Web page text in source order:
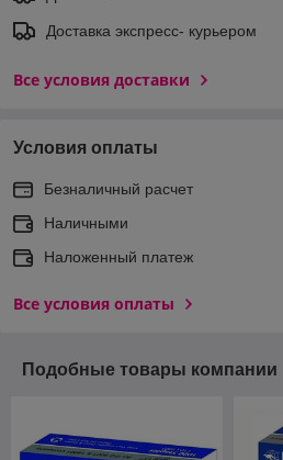
Доставка экспреcс- курьером
Все условия доставки
Условия оплаты
Безналичный расчет
Наличными
Наложенный платеж
Все условия оплаты
Подобные товары компании